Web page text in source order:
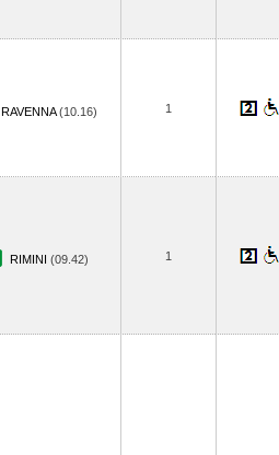
RAVENNA(10.16) 1
RIMINI (09.42) 1